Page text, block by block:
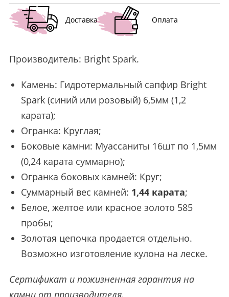
Доставка Оплата
Производитель: Bright Spark.
Камень: Гидротермальный сапфир Bright
Spark (синий или розовый) 6,5мм (1,2
карата);
Огранка: Круглая;
Боковые камни: Муассаниты 16шт по 1,5мм
(0,24 карата суммарно);
Огранка боковых камней: Круг;
Суммарный вес камней: 1,44 карата;
Белое, желтое или красное золото 585
пробы;
Золотая цепочка продается отдельно.
Возможно изготовление кулона на леске.
Сертификат и пожизненная гарантия на
камни от производителя.